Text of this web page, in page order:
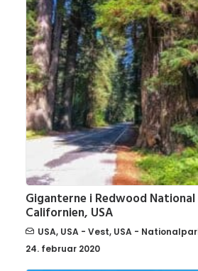
Giganterne i Redwood National
Californien, USA
USA, USA - Vest, USA -
24. februar 2020